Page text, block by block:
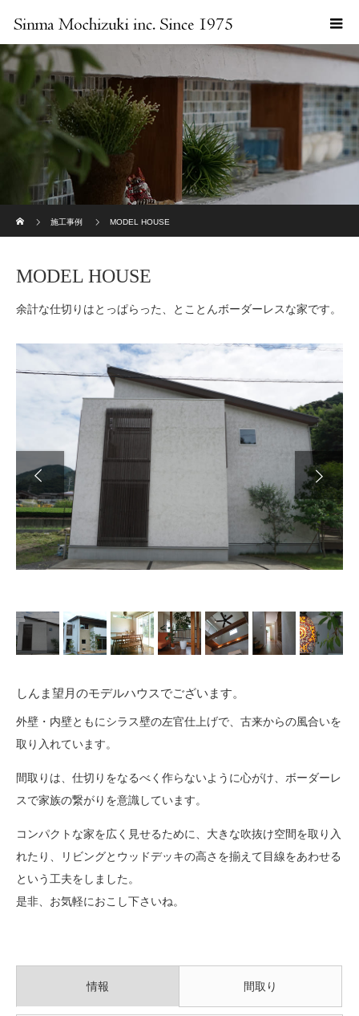
施工事例
MODEL HOUSE
MODEL HOUSE
余計な仕切りはとっぱらった、とことんボーダーレスな家です。
Next
しんま望月のモデルハウスでございます。
外壁・内壁ともにシラス壁の左官仕上げで、古来からの風合いを
取り入れています。
間取りは、仕切りをなるべく作らないように心がけ、ボーダーレ
スで家族の繋がりを意識しています。
コンパクトな家を広く見せるために、大きな吹抜け空間を取り入
れたり、リビングとウッドデッキの高さを揃えて目線をあわせる
という工夫をしました。
是非、お気軽におこし下さいね。
情報 間取り